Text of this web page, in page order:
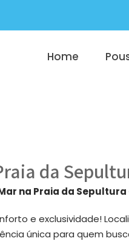
Home
da
na Praia da Sepultura
e exclusividade!
única para quem